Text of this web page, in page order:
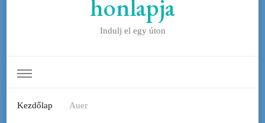
honlapja
Indulj el egy úton
Kezdőlap Auer